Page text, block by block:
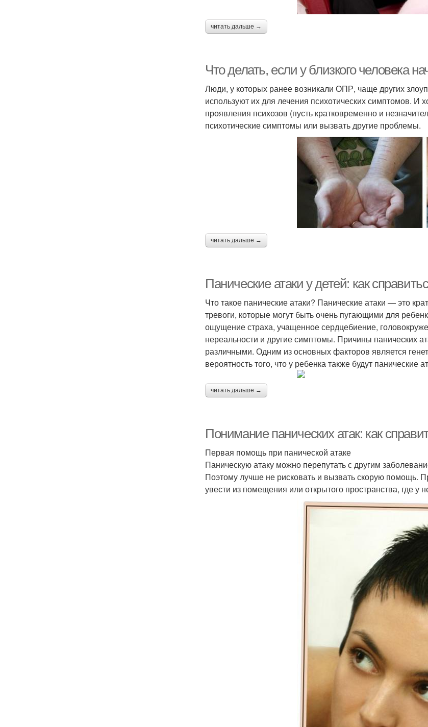
читать дальше →
Что делать, если у близкого человека
Люди, у которых ранее возникали ОПР, чаще других
используют их для лечения психотических симптомов. И
проявления психозов (пусть кратковременно и
психотические симптомы или вызвать другие проблемы.
читать дальше →
Панические атаки у детей: как
Что такое панические атаки? Панические атаки — это
тревоги, которые могут быть очень пугающими для
ощущение страха, учащенное сердцебиение,
нереальности и другие симптомы. Причины панических
различными. Одним из основных факторов является
вероятность того, что у ребенка также будут панические
читать дальше →
Понимание панических атак: как
Первая помощь при панической атаке
Паническую атаку можно перепутать с другим
Поэтому лучше не рисковать и вызвать скорую помощь.
увести из помещения или открытого пространства, где у